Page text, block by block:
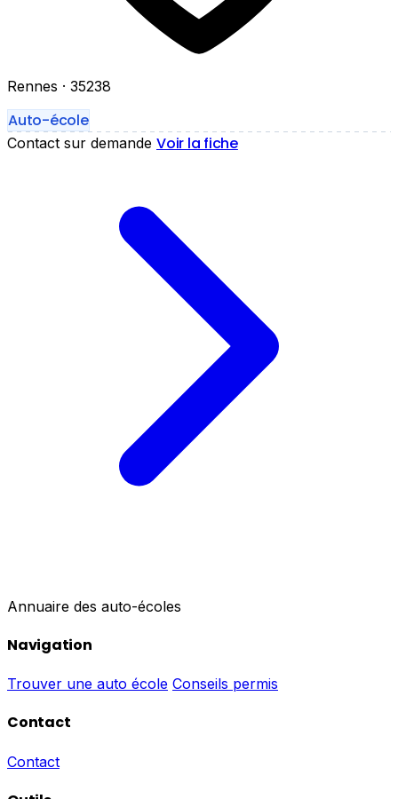
Rennes · 35238
Auto-école
Contact sur demande Voir la fiche
Annuaire des auto-écoles
Navigation
Trouver une auto école Conseils permis
Contact
Contact